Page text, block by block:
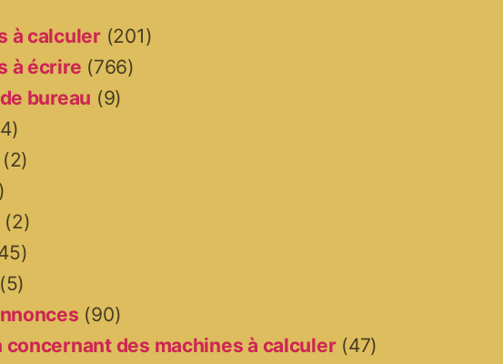
à calculer(201)
à écrire (766)
bureau (9)
(2)
(2)
(5)
(90)
concernant des machines à calculer(47)